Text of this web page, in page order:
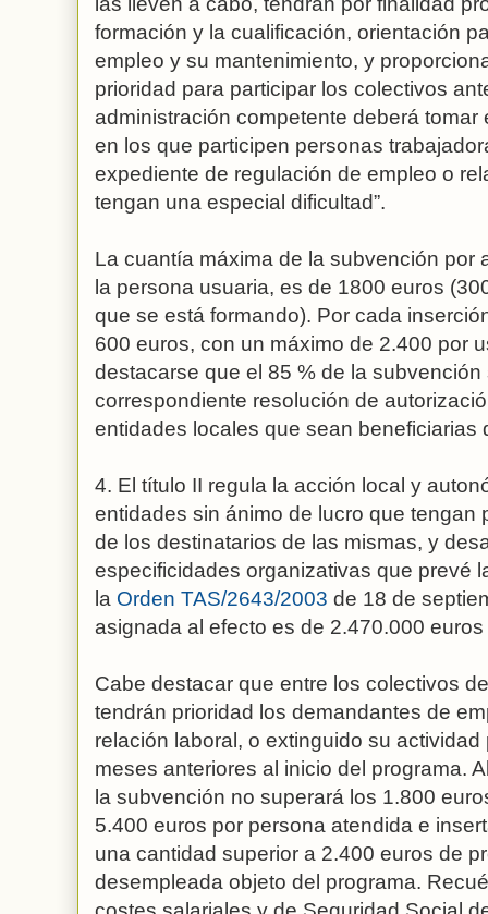
formación y la cualificación, orientación
empleo y su mantenimiento, y
prioridad para participar los colectivos
administración competente deberá
en los que participen personas
expediente de regulación de empleo o
tengan una especial dificultad”.
La cuantía máxima de la subvención por
la persona usuaria, es de 1800 euros
que se está formando). Por cada
600 euros, con un máximo de 2.400 por
destacarse que el 85 % de la
correspondiente resolución de
entidades locales que sean beneficiarias
4. El título II regula la acción local y
entidades sin ánimo de lucro que tengan
de los destinatarios de las mismas, y
especificidades organizativas que prevé
la Orden TAS/2643/2003 de 18 de
asignada al efecto es de 2.470.000
Cabe destacar que entre los colectivos
tendrán prioridad los demandantes de
relación laboral, o extinguido su
meses anteriores al inicio del programa.
la subvención no superará los 1.800
5.400 euros por persona atendida e
una cantidad superior a 2.400 euros de
desempleada objeto del programa.